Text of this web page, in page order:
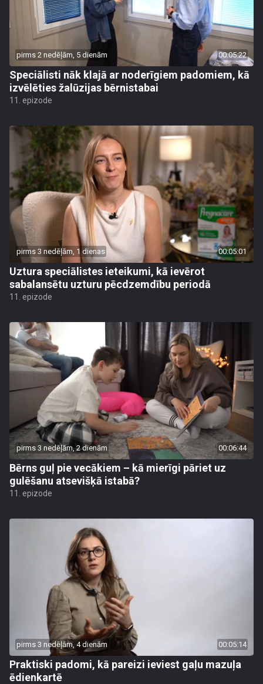
pirms 2 nedēļām, 5 dienām 00:05:22
Speciālisti nāk klajā ar noderīgiem padomiem, kā
izvēlēties žalūzijas bērnistabai
11. epizode
pirms 3 nedēļām, 1 dienas 00:05:01
Uztura speciālistes ieteikumi, kā ievērot
sabalansētu uzturu pēcdzemdību periodā
11. epizode
pirms 3 nedēļām, 2 dienām 00:06:44
Bērns guļ pie vecākiem – kā mierīgi pāriet uz
gulēšanu atsevišķā istabā?
11. epizode
pirms 3 nedēļām, 4 dienām 00:05:14
Praktiski padomi, kā pareizi ieviest gaļu mazuļa
ēdienkartē